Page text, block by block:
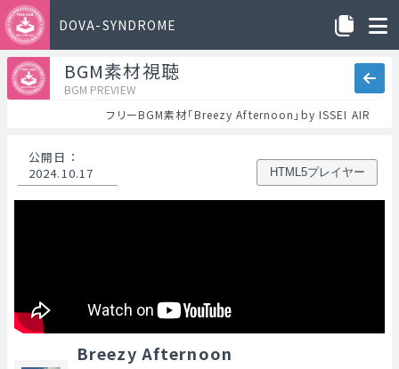
DOVA-SYNDROME
BGM素材視聴
BGM PREVIEW
フリーBGM素材「Breezy Afternoon」by ISSEI AIR
公開日 ：
2024.10.17
HTML5プレイヤー
Breezy Afternoon